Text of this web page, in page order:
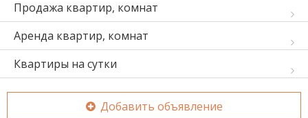
Продажа квартир, комнат
Аренда квартир, комнат
Квартиры на сутки
Добавить объявление